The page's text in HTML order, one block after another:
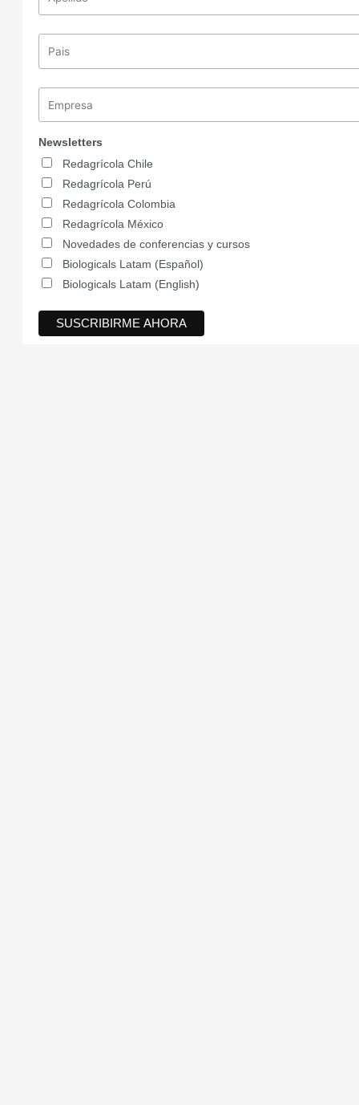
Newsletters
Redagrícola Chile
Redagrícola Perú
Redagrícola Colombia
Redagrícola México
Novedades de conferencias y cursos
Biologicals Latam (Español)
Biologicals Latam (English)